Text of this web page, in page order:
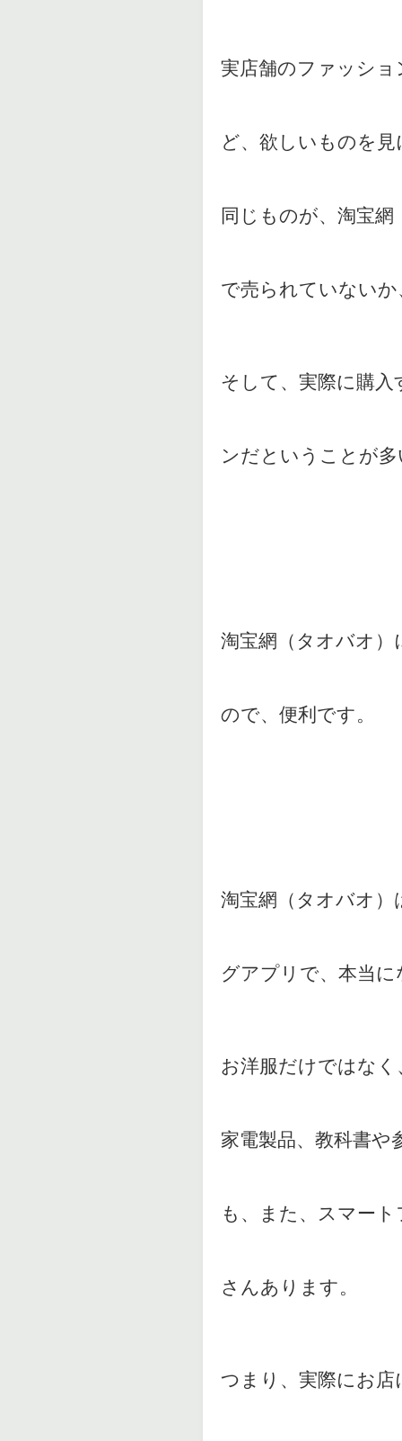
実店舗のファッシ
ど、欲しいものを
同じものが、淘宝
で売られていない
そして、実際に購
ンだということが
淘宝網（タオバオ
ので、便利です。
淘宝網（タオバオ
グアプリで、本当
お洋服だけではな
家電製品、教科書や
も、また、スマー
さんあります。
つまり、実際にお